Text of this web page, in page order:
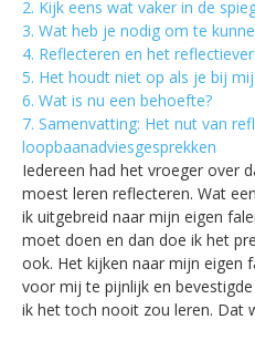
2. Kijk eens wat vaker in de
3. Wat heb je nodig om te
4. Reflecteren en het
5. Het houdt niet op als je bij
6. Wat is nu een behoefte?
7. Samenvatting: Het nut van
loopbaanadviesgesprekken
Iedereen had het vroeger over
moest leren reflecteren. Wat
ik uitgebreid naar mijn eigen
moet doen en dan doe ik het
ook. Het kijken naar mijn eigen
voor mij te pijnlijk en
ik het toch nooit zou leren. Dat